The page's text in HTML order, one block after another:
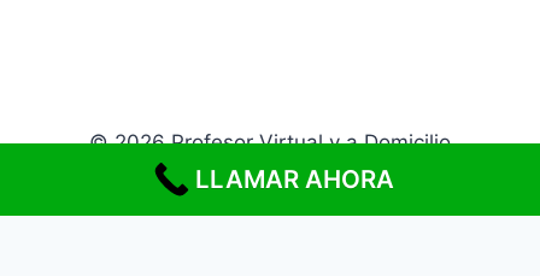
© 2026 Profesor Virtual y a Domicilio
LLAMAR AHORA